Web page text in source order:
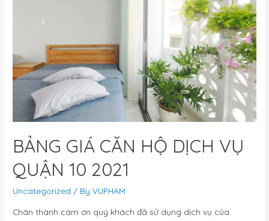
BẢNG GIÁ CĂN HỘ DỊCH VỤ
QUẬN 10 2021
Uncategorized / ByVUPHAM
Chân thành cám ơn quý khách đã sử dụng dịch vụ của